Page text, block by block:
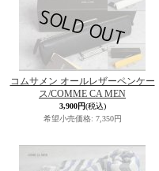
コムサメン オールレザーペンケー
ス/COMME CA MEN
3,900円(税込)
希望小売価格: 7,350円